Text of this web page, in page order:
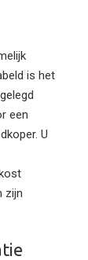
is het
een
U
zijn